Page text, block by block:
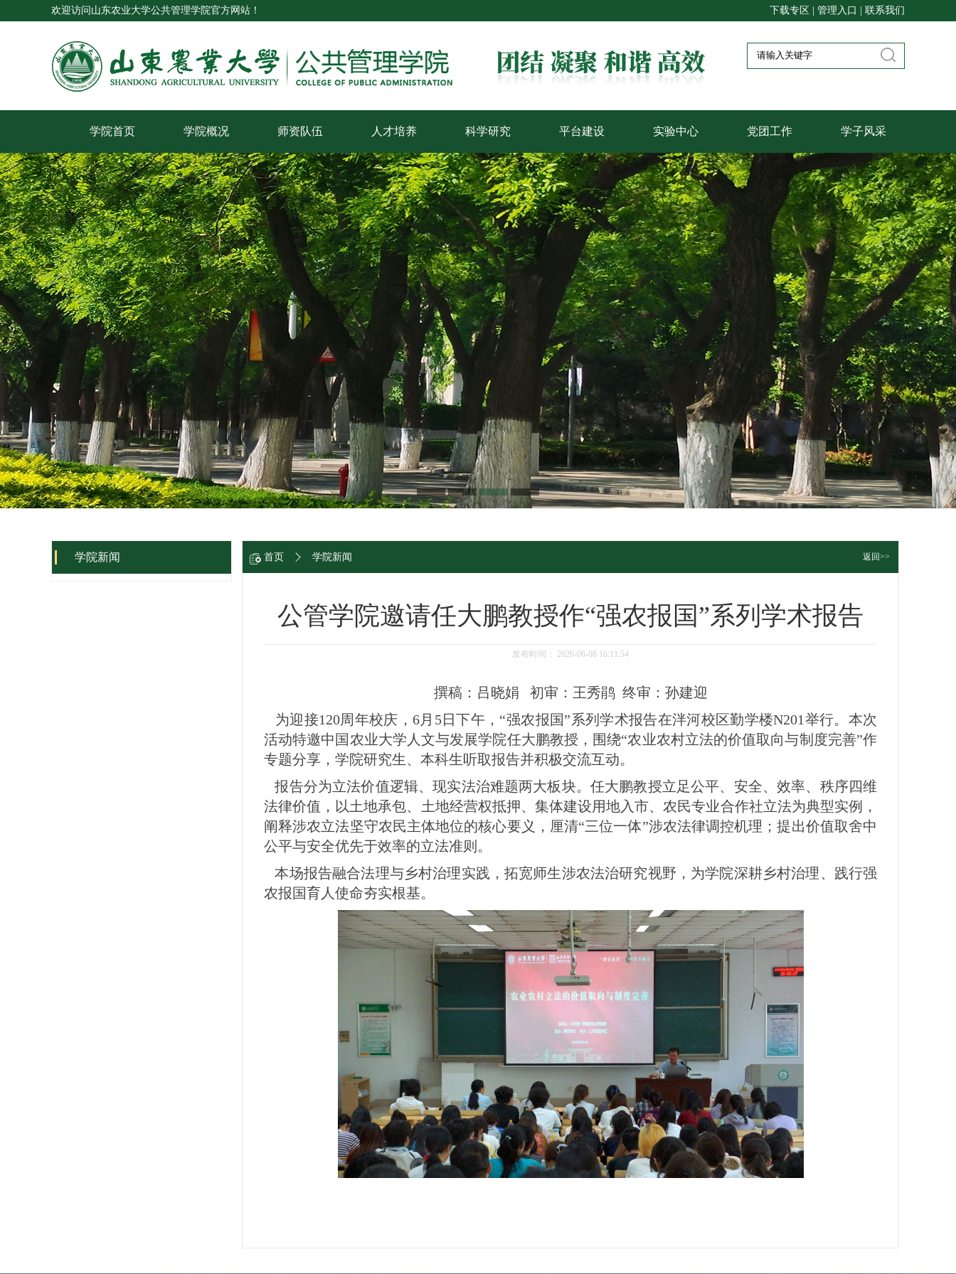
欢迎访问山东农业大学公共管理学院官方网站！ 下载专区 管理入口 联系我们
学院首页 学院概况 师资队伍 人才培养 科学研究 平台建设 实验中心 党团工作 学子风采
1 2
学院新闻 首页 学院新闻 返回>>
公管学院邀请任大鹏教授作“强农报国”系列学术报告
发布时间： 2026-06-08 16:11:54
撰稿：吕晓娟 初审：王秀鹃 终审：孙建迎
为迎接120周年校庆，6月5日下午，“强农报国”系列学术报告在泮河校区勤学楼N201举行。本次
活动特邀中国农业大学人文与发展学院任大鹏教授，围绕“农业农村立法的价值取向与制度完善”作
专题分享，学院研究生、本科生听取报告并积极交流互动。
报告分为立法价值逻辑、现实法治难题两大板块。任大鹏教授立足公平、安全、效率、秩序四维
法律价值，以土地承包、土地经营权抵押、集体建设用地入市、农民专业合作社立法为典型实例，
阐释涉农立法坚守农民主体地位的核心要义，厘清“三位一体”涉农法律调控机理；提出价值取舍中
公平与安全优先于效率的立法准则。
本场报告融合法理与乡村治理实践，拓宽师生涉农法治研究视野，为学院深耕乡村治理、践行强
农报国育人使命夯实根基。